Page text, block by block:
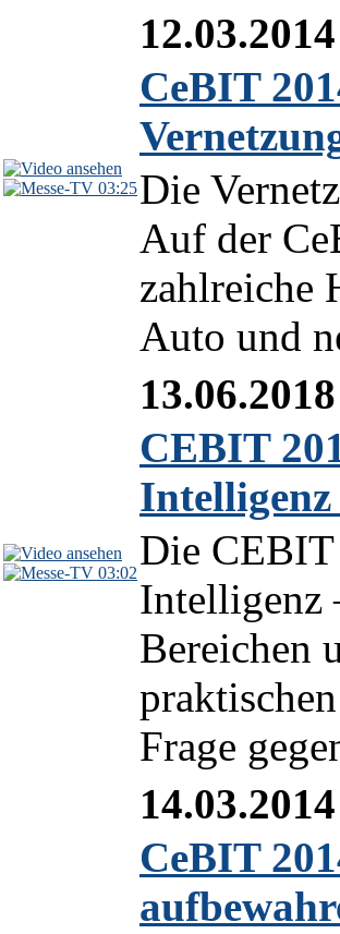
03:25
12.03.2014
CeBIT
Die
Auf der
zahlreiche
Auto und
03:02
13.06.2018
CEBIT
Die
Intelligenz
Bereichen
Frage
14.03.2014
CeBIT